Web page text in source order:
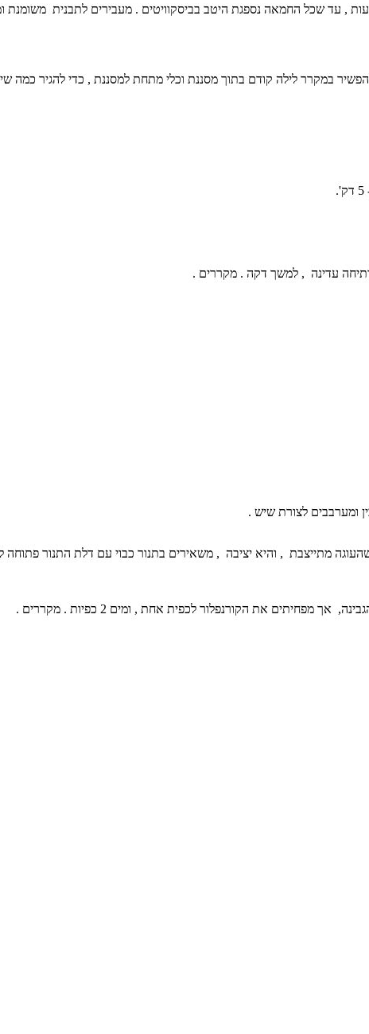
עד שכל החמאה נספגת היטב בביסקוויטים . מעבירים לתבנית משומנת
עדינה , למשך דקה . מקררים .
ומערבבים לצורת שיש .